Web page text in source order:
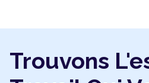
Trouvons